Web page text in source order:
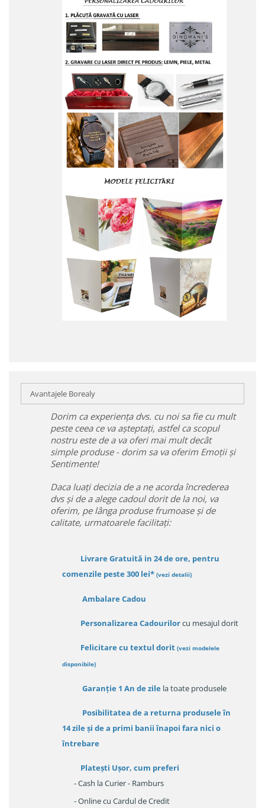
Avantajele Borealy
Dorim ca experiența dvs. cu noi sa fie cu mult
peste ceea ce va așteptați, astfel ca scopul
nostru este de a va oferi mai mult decât
simple produse - dorim sa va oferim Emoții și
Sentimente!
Daca luați decizia de a ne acorda încrederea
dvs și de a alege cadoul dorit de la noi, va
oferim, pe lânga produse frumoase și de
calitate, urmatoarele facilitați:
Livrare Gratuită in 24 de ore, pentru
comenzile peste 300 lei* (vezi detalii)
Ambalare Cadou
Personalizarea Cadourilorcu mesajul dorit
Felicitare cu textul dorit (vezi modelele
disponibile)
Garanție 1 An de zile la toate produsele
Posibilitatea de a returna produsele în
14 zileși de a primi banii înapoi fara nici o
întrebare
Platești Ușor, cum preferi
- Cash la Curier - Ramburs
- Online cu Cardul de Credit